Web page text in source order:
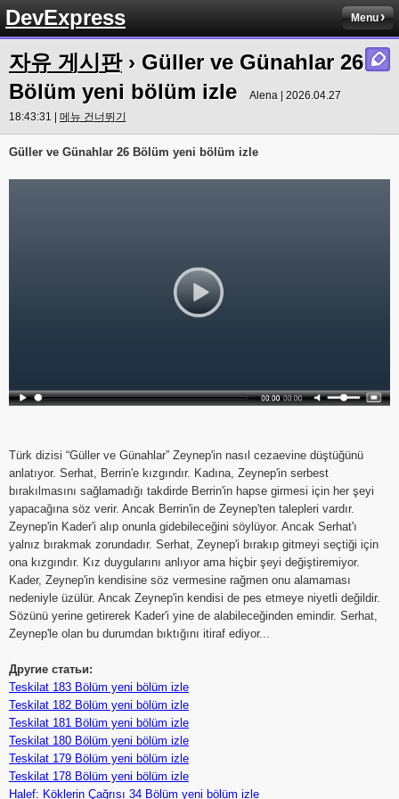
DevExpress Menu
자유 게시판› Güller ve Günahlar 26
Bölüm yeni bölüm izle
Alena | 2026.04.27
18:43:31 | 메뉴 건너뛰기
Güller ve Günahlar 26 Bölüm yeni bölüm izle
Türk dizisi “Güller ve Günahlar” Zeynep'in nasıl cezaevine düştüğünü
anlatıyor. Serhat, Berrin'e kızgındır. Kadına, Zeynep'in serbest
bırakılmasını sağlamadığı takdirde Berrin'in hapse girmesi için her şeyi
yapacağına söz verir. Ancak Berrin'in de Zeynep'ten talepleri vardır.
Zeynep'in Kader'i alıp onunla gidebileceğini söylüyor. Ancak Serhat'ı
yalnız bırakmak zorundadır. Serhat, Zeynep'i bırakıp gitmeyi seçtiği için
ona kızgındır. Kız duygularını anlıyor ama hiçbir şeyi değiştiremiyor.
Kader, Zeynep'in kendisine söz vermesine rağmen onu alamaması
nedeniyle üzülür. Ancak Zeynep'in kendisi de pes etmeye niyetli değildir.
Sözünü yerine getirerek Kader'i yine de alabileceğinden emindir. Serhat,
Zeynep'le olan bu durumdan bıktığını itiraf ediyor...
Другие статьи:
Teskilat 183 Bölüm yeni bölüm izle
Teskilat 182 Bölüm yeni bölüm izle
Teskilat 181 Bölüm yeni bölüm izle
Teskilat 180 Bölüm yeni bölüm izle
Teskilat 179 Bölüm yeni bölüm izle
Teskilat 178 Bölüm yeni bölüm izle
Halef: Köklerin Çağrısı 34 Bölüm yeni bölüm izle